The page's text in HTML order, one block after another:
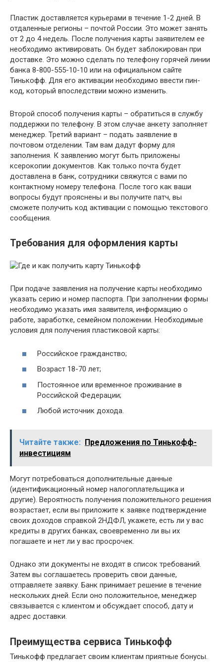
Пластик доставляется курьерами в течение 1-2 дней. В
отдаленные регионы – почтой России. Это может занять
от 2 до 4 недель. После получения карты заявителем ее
необходимо активировать. Он будет заблокирован при
доставке. Это можно сделать по телефону горячей линии
банка 8-800-555-10-10 или на официальном сайте
Тинькофф. Для его активации необходимо ввести пин-
код, который впоследствии можно изменить.
Второй способ получения карты – обратиться в службу
поддержки по телефону. В этом случае анкету заполняет
менеджер. Третий вариант – подать заявление в
почтовом отделении. Там вам дадут форму для
заполнения. К заявлению могут быть приложены
ксерокопии документов. Как только почта будет
доставлена в банк, сотрудники свяжутся с вами по
контактному номеру телефона. После того как ваши
вопросы будут прояснены и вы получите патч, вы
сможете получить код активации с помощью текстового
сообщения.
Требования для оформления карты
При подаче заявления на получение карты необходимо
указать серию и номер паспорта. При заполнении формы
необходимо указать имя заявителя, информацию о
работе, заработке, семейном положении. Необходимые
условия для получения пластиковой карты:
Российское гражданство;
Возраст 18-70 лет;
Постоянное или временное проживание в
Российской Федерации;
Любой источник дохода.
Читайте также:
Предложения по Тинькофф-
инвестициям
Могут потребоваться дополнительные данные
(идентификационный номер налогоплательщика и
другие). Вероятность получения положительного решения
возрастает, если вы приложите к заявке подтверждение
своих доходов справкой 2НДФЛ, укажете, есть ли у вас
кредиты в других банках, своевременно ли вы их
погашаете и нет ли у вас просрочек.
Однако эти документы не входят в список требований.
Затем вы соглашаетесь проверить свои данные,
отправляете заявку. Банк принимает решение в течение
нескольких дней. Если оно положительное, менеджер
связывается с клиентом и обсуждает способ, дату и
адрес доставки.
Преимущества сервиса Тинькофф
Тинькофф предлагает своим клиентам приятные бонусы.